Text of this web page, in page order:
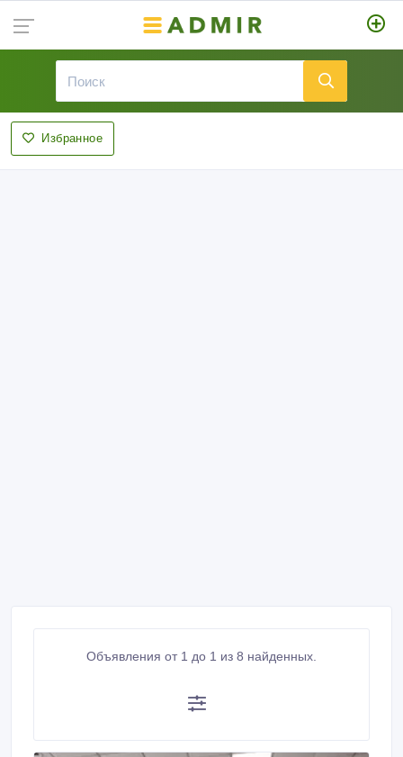
Избранное
Объявления от 1 до 1 из 8 найденных.